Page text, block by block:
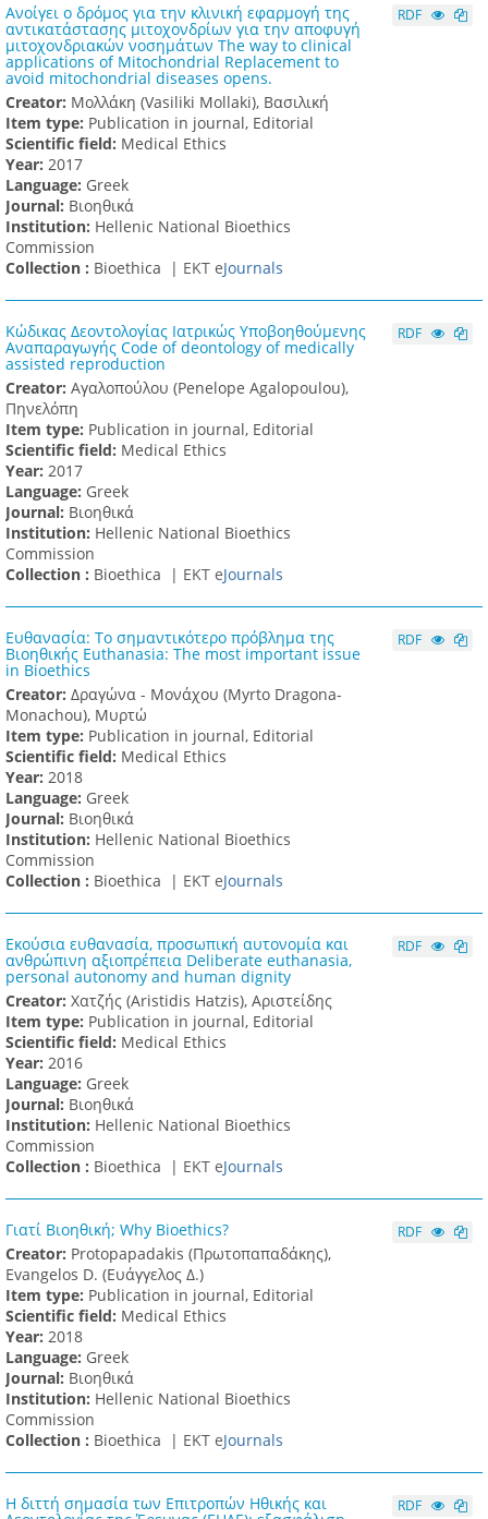
Ανοίγει ο δρόμος για την κλινική εφαρμογή της
αντικατάστασης μιτοχονδρίων για την αποφυγή
μιτοχονδριακών νοσημάτων The way to clinical
applications of Mitochondrial Replacement to
avoid mitochondrial diseases opens.
Creator: Μολλάκη (Vasiliki Mollaki), Βασιλική
Item type: Publication in journal, Editorial
Scientific field: Medical Ethics
Υear: 2017
Language: Greek
Journal: Βιοηθικά
Institution: Hellenic National Bioethics
Commission
Collection : Bioethica | ΕΚΤ eJournals
RDF
Κώδικας Δεοντολογίας Ιατρικώς Υποβοηθούμενης
Αναπαραγωγής Code of deontology of medically
assisted reproduction
Creator: Αγαλοπούλου (Penelope Agalopoulou),
Πηνελόπη
Item type: Publication in journal, Editorial
Scientific field: Medical Ethics
Υear: 2017
Language: Greek
Journal: Βιοηθικά
Institution: Hellenic National Bioethics
Commission
Collection : Bioethica | ΕΚΤ eJournals
RDF
Ευθανασία: Το σημαντικότερο πρόβλημα της
Βιοηθικής Euthanasia: The most important issue
in Bioethics
Creator: Δραγώνα - Μονάχου (Myrto Dragona-
Monachou), Μυρτώ
Item type: Publication in journal, Editorial
Scientific field: Medical Ethics
Υear: 2018
Language: Greek
Journal: Βιοηθικά
Institution: Hellenic National Bioethics
Commission
Collection : Bioethica | ΕΚΤ eJournals
RDF
Εκούσια ευθανασία, προσωπική αυτονομία και
ανθρώπινη αξιοπρέπεια Deliberate euthanasia,
personal autonomy and human dignity
Creator: Χατζής (Aristidis Hatzis), Αριστείδης
Item type: Publication in journal, Editorial
Scientific field: Medical Ethics
Υear: 2016
Language: Greek
Journal: Βιοηθικά
Institution: Hellenic National Bioethics
Commission
Collection : Bioethica | ΕΚΤ eJournals
RDF
Γιατί Βιοηθική; Why Bioethics?
Creator: Protopapadakis (Πρωτοπαπαδάκης),
Evangelos D. (Ευάγγελος Δ.)
Item type: Publication in journal, Editorial
Scientific field: Medical Ethics
Υear: 2018
Language: Greek
Journal: Βιοηθικά
Institution: Hellenic National Bioethics
Commission
Collection : Bioethica | ΕΚΤ eJournals
RDF
Η διττή σημασία των Επιτροπών Ηθικής και RDF